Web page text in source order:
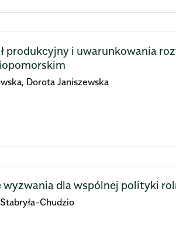
produkcyjny i uwarunkowania
Dorota Janiszewska
wyzwania dla wspólnej polityki
Chudzio